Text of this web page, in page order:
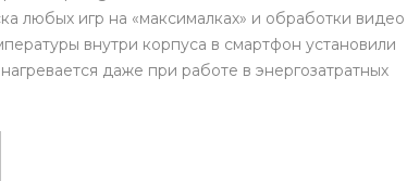
любых игр на «максималках» и обработки видео
внутри корпуса в смартфон установили
даже при работе в энергозатратных